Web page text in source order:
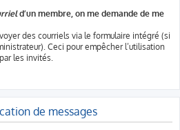
d’un membre, on me demande de me
des courriels via le formulaire intégré (si
Ceci pour empêcher l’utilisation
les invités.
de messages